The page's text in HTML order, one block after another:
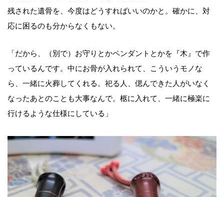
残された遺骨を、今度はどうすればいいのかと。確かに、対
応に困るのも分からなくもない。
「だから、（別で）お守りとかペンダントとかを『木』で作
っているんです。中にお骨が入れられて、こういうモノな
ら、一緒に火葬してくれる。祀る人、偲んできた人がいなく
なったあとのことも大事なんで。柩に入れて、一緒に極楽に
行けるような仕様にしている」